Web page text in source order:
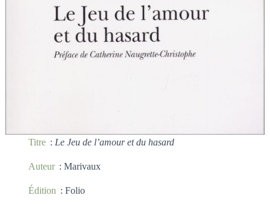
Titre : Le Jeu de l’amour et du hasard
Auteur : Marivaux
Édition : Folio